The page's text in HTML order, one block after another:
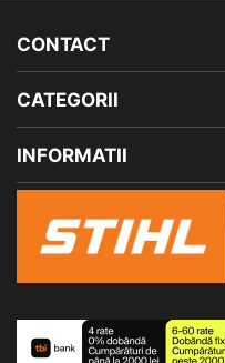
CONTACT
CATEGORII
INFORMATII